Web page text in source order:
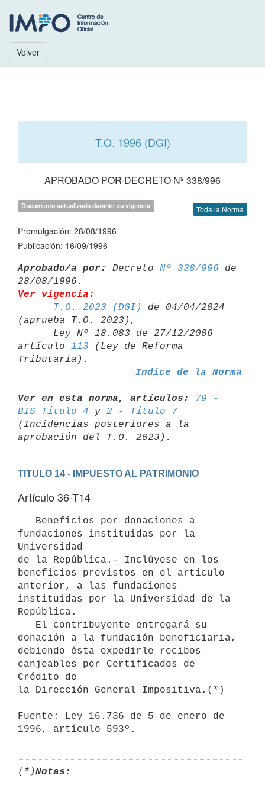
Volver
T.O. 1996 (DGI)
APROBADO POR DECRETO Nº 338/996
Documento actualizado durante su vigencia Toda la Norma
Promulgación: 28/08/1996
Publicación: 16/09/1996
Aprobado/a por: Decreto Nº 338/996 de
Ver vigencia:
T.O. 2023 (DGI)
de 04/04/2024
(aprueba T.O. 2023),
artículo 113 (Ley de Reforma
Indice de la Norma
Ver en esta norma, artículos:
79 -
BIS Título 4 y 2 - Título 7
(Incidencias posteriores a la
TITULO 14 - IMPUESTO AL PATRIMONIO
Artículo 36-T14
fundaciones instituidas por la
Universidad
de la República.- Inclúyese en los
beneficios previstos en el artículo
anterior, a las fundaciones
instituidas por la Universidad de la
República.
donación a la fundación beneficiaria,
debiendo ésta expedirle recibos
canjeables por Certificados de
Crédito de
la Dirección General Impositiva.(*)
Fuente: Ley 16.736 de 5 de enero de
1996, artículo 593º.
(*)Notas: